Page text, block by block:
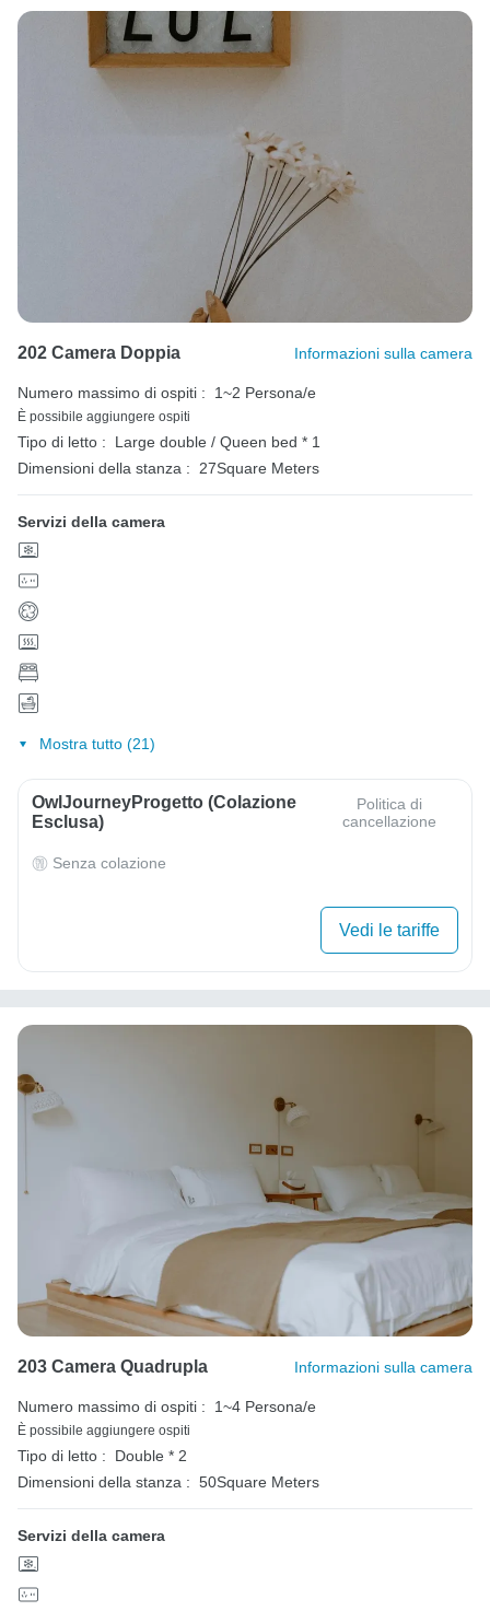
202 Camera Doppia Informazioni sulla camera
Numero massimo di ospiti : 1~2 Persona/e
È possibile aggiungere ospiti
Tipo di letto :
Large double / Queen bed * 1
Dimensioni della stanza : 27Square Meters
Servizi della camera
Mostra tutto (21)
OwlJourneyProgetto (colazione
Esclusa)
Politica di
cancellazione
Senza colazione
Vedi le tariffe
203 Camera Quadrupla Informazioni sulla camera
Numero massimo di ospiti : 1~4 Persona/e
È possibile aggiungere ospiti
Tipo di letto :
Double * 2
Dimensioni della stanza : 50Square Meters
Servizi della camera